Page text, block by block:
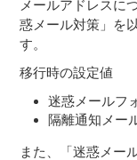
メールアドレスに
惑メール対策」を
す。
移行時の設定値
迷惑メールフ
隔離通知メー
また、「迷惑メー